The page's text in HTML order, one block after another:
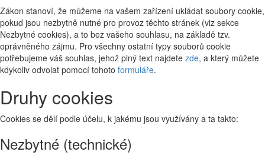
Zákon stanoví, že můžeme na vašem zařízení ukládat soubory cookie,
pokud jsou nezbytně nutné pro provoz těchto stránek (viz sekce
Nezbytné cookies), a to bez vašeho souhlasu, na základě tzv.
oprávněného zájmu. Pro všechny ostatní typy souborů cookie
potřebujeme váš souhlas, jehož plný text najdete zde, a který můžete
kdykoliv odvolat pomocí tohoto formuláře.
Druhy cookies
Cookies se dělí podle účelu, k jakému jsou využívány a ta takto:
Nezbytné (technické)